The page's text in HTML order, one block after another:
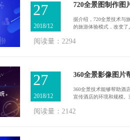
720全景图制作图
据介绍，720全景技术与
的旅游体验模式，改变了
阅读量：2294
27
2018/12
360全景影像图片
360全景技术能够帮助酒
宣传酒店的环境和规模。
阅读量：2142
27
2018/12